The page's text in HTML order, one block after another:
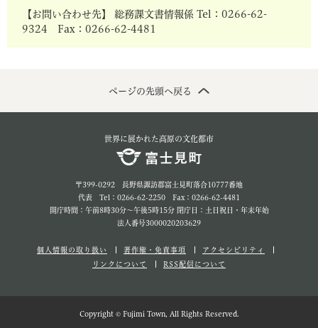
【お問い合わせ先】 総務課文書情報係 Tel：0266-62-
9324 Fax：0266-62-4481
ページの先頭へ戻る
世界に展かれた高原の文化都市
〒399-0292 長野県諏訪郡富士見町落合10777番地
代表 Tel：0266-62-2250 Fax：0266-62-4481
開庁時間：午前8時30分～午後5時15分 閉庁日：土日祝日・年末年始
法人番号3000020203629
個人情報の取り扱い 著作権・免責事項
アクセシビリティ
リンクについて
RSS配信について
Copyright © Fujimi Town, All Rights Reserved.